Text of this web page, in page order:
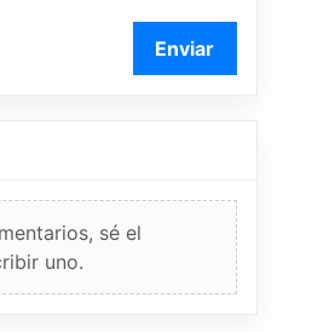
Enviar
sé el
uno.